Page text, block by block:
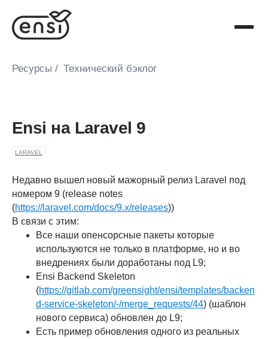
Ресурсы / Технический бэклог
Ensi на Laravel 9
LARAVEL
Недавно вышел новый мажорный релиз Laravel под
номером 9 (release notes
(https://laravel.com/docs/9.x/releases))
В связи с этим:
Все наши опенсорсные пакеты которые
используются не только в платформе, но и во
внедрениях были доработаны под L9;
Ensi Backend Skeleton
(https://gitlab.com/greensight/ensi/templates/backen
d-service-skeleton/-/merge_requests/44) (шаблон
нового сервиса) обновлен до L9;
Есть пример обновления одного из реальных